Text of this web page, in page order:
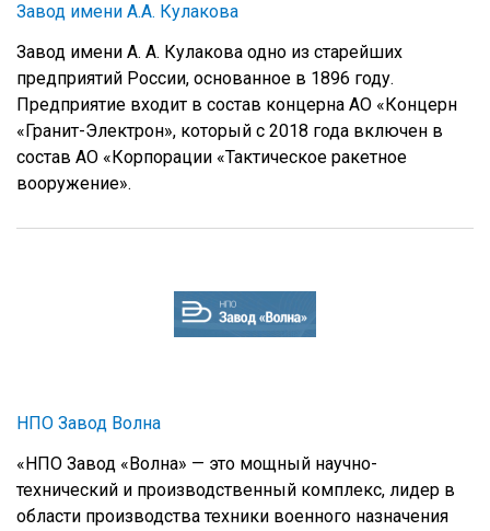
Завод имени А.А. Кулакова
Завод имени А. А. Кулакова одно из старейших
предприятий России, основанное в 1896 году.
Предприятие входит в состав концерна АО «Концерн
«Гранит-Электрон», который с 2018 года включен в
состав АО «Корпорации «Тактическое ракетное
вооружение».
НПО Завод Волна
«НПО Завод «Волна» — это мощный научно-
технический и производственный комплекс, лидер в
области производства техники военного назначения